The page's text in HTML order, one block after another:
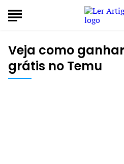
Veja como
grátis no Temu